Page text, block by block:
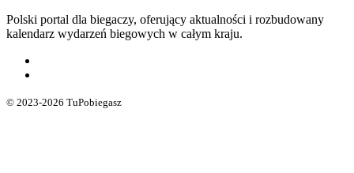
Polski portal dla biegaczy, oferujący aktualności i rozbudowany
kalendarz wydarzeń biegowych w całym kraju.
© 2023-2026 TuPobiegasz